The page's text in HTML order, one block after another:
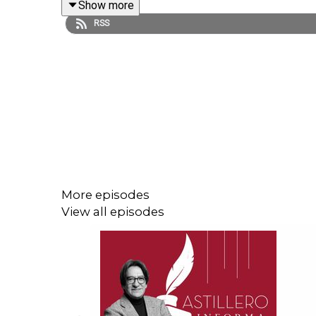
Tienda:
https://julioastillerotienda.com/
Show more
RSS
More episodes
View all episodes